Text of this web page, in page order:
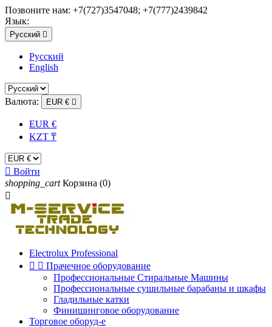
Позвоните нам: +7(727)3547048; +7(777)2439842
Язык:
Русский 
Русский
English
Валюта: EUR € 
EUR €
KZT ₸
 Войти
shopping_cart Корзина (0)

Electrolux Professional
  Прачечное оборудование
Профессиональные Стиральные Машины
Профессиональные сушильные барабаны и шкафы
Гладильные катки
Финишинговое оборудование
Торговое оборуд-е